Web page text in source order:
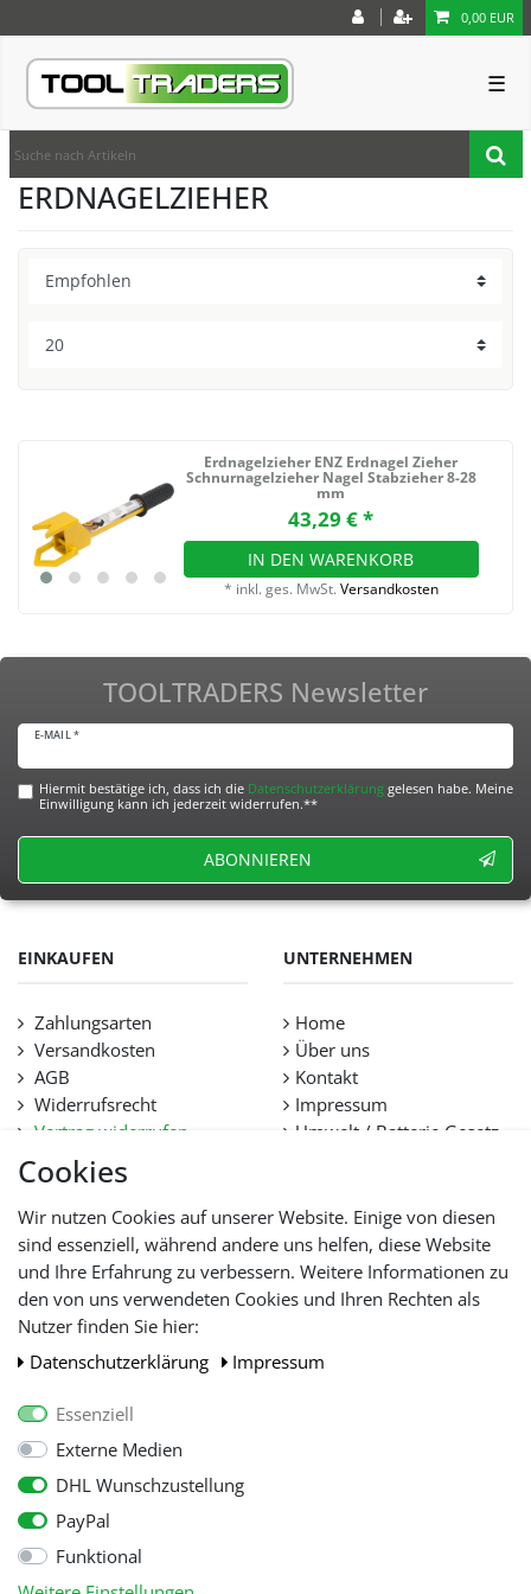
Cookies
Wir nutzen Cookies auf unserer Website. Einige von diesen
sind essenziell, während andere uns helfen, diese Website
und Ihre Erfahrung zu verbessern. Weitere Informationen zu
den von uns verwendeten Cookies und Ihren Rechten als
Nutzer finden Sie hier:
Daten­schutz­erklärung
Impressum
Essenziell
Externe Medien
DHL Wunschzustellung
PayPal
Funktional
0,00 EUR
☰
ERDNAGELZIEHER
Erdnagelzieher ENZ Erdnagel Zieher
Schnurnagelzieher Nagel Stabzieher 8-28
mm
43,29 € *
IN DEN WARENKORB
* inkl. ges. MwSt. Versandkosten
TOOLTRADERS Newsletter
E-MAIL *
Hiermit bestätige ich, dass ich die Daten­schutz­erklärunggelesen habe. Meine
Einwilligung kann ich jederzeit widerrufen.**
ABONNIEREN
EINKAUFEN
Zahlungsarten
Versandkosten
AGB
Widerrufsrecht
Vertrag widerrufen
Datenschutz
Hilfe
Lieferfristen und
Lieferbeschränkung
UNTERNEHMEN
Home
Über uns
Kontakt
Impressum
Umwelt / Batterie Gesetz
WIR AKZEPTIEREN